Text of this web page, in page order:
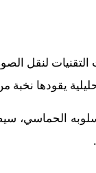
لنقل
يقودها نخبة
الحماسي،